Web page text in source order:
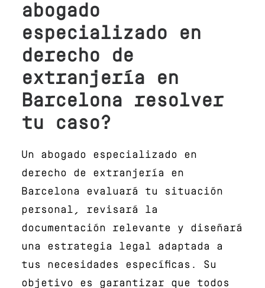
abogado
especializado en
derecho de
extranjería en
Barcelona resolver
tu caso?
Un abogado especializado en
derecho de extranjería en
Barcelona evaluará tu situación
personal, revisará la
documentación relevante y diseñará
una estrategia legal adaptada a
tus necesidades específicas. Su
objetivo es garantizar que todos